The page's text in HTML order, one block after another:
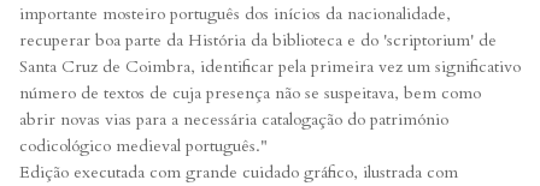
importante mosteiro português dos inícios da nacionalidade,
recuperar boa parte da História da biblioteca e do 'scriptorium' de
Santa Cruz de Coimbra, identificar pela primeira vez um significativo
número de textos de cuja presença não se suspeitava, bem como
abrir novas vias para a necessária catalogação do património
codicológico medieval português."
Edição executada com grande cuidado gráfico, ilustrada com